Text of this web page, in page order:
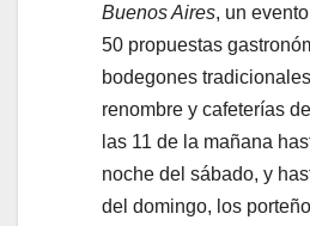
Buenos Aires, un
50 propuestas
bodegones
renombre y cafeterías
las 11 de la mañana
noche del sábado, y
del domingo, los